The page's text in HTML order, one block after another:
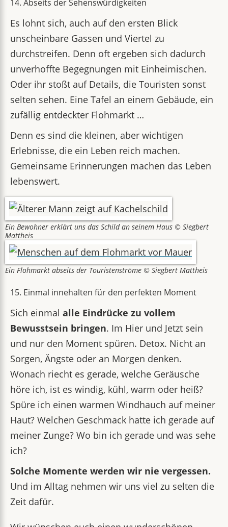
14. Abseits der Sehenswürdigkeiten
Es lohnt sich, auch auf den ersten Blick
unscheinbare Gassen und Viertel zu
durchstreifen. Denn oft ergeben sich dadurch
unverhoffte Begegnungen mit Einheimischen.
Oder ihr stoßt auf Details, die Touristen sonst
selten sehen. Eine Tafel an einem Gebäude, ein
zufällig entdeckter Flohmarkt …
Denn es sind die kleinen, aber wichtigen
Erlebnisse, die ein Leben reich machen.
Gemeinsame Erinnerungen machen das Leben
lebenswert.
Ein Bewohner erklärt uns das Schild an seinem Haus © Siegbert
Mattheis
Ein Flohmarkt abseits der Touristenströme © Siegbert Mattheis
15. Einmal innehalten für den perfekten Moment
Sich einmal alle Eindrücke zu vollem
Bewusstsein bringen. Im Hier und Jetzt sein
und nur den Moment spüren. Detox. Nicht an
Sorgen, Ängste oder an Morgen denken.
Wonach riecht es gerade, welche Geräusche
höre ich, ist es windig, kühl, warm oder heiß?
Spüre ich einen warmen Windhauch auf meiner
Haut? Welchen Geschmack hatte ich gerade auf
meiner Zunge? Wo bin ich gerade und was sehe
ich?
Solche Momente werden wir nie vergessen.
Und im Alltag nehmen wir uns viel zu selten die
Zeit dafür.